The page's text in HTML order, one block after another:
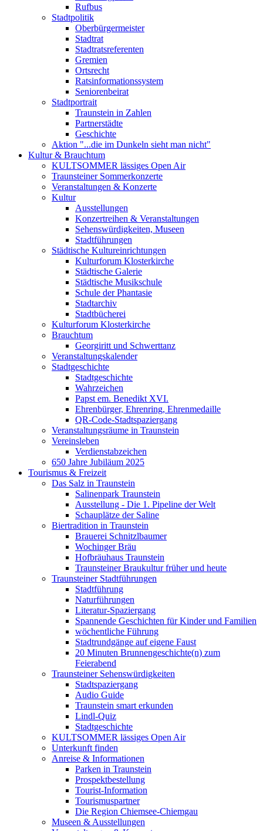
Rufbus
Stadtpolitik
Oberbürgermeister
Stadtrat
Stadtratsreferenten
Gremien
Ortsrecht
Ratsinformationssystem
Seniorenbeirat
Stadtportrait
Traunstein in Zahlen
Partnerstädte
Geschichte
Aktion "...die im Dunkeln sieht man nicht"
Kultur & Brauchtum
KULTSOMMER lässiges Open Air
Traunsteiner Sommerkonzerte
Veranstaltungen & Konzerte
Kultur
Ausstellungen
Konzertreihen & Veranstaltungen
Sehenswürdigkeiten, Museen
Stadtführungen
Städtische Kultureinrichtungen
Kulturforum Klosterkirche
Städtische Galerie
Städtische Musikschule
Schule der Phantasie
Stadtarchiv
Stadtbücherei
Kulturforum Klosterkirche
Brauchtum
Georgiritt und Schwerttanz
Veranstaltungskalender
Stadtgeschichte
Stadtgeschichte
Wahrzeichen
Papst em. Benedikt XVI.
Ehrenbürger, Ehrenring, Ehrenmedaille
QR-Code-Stadtspaziergang
Veranstaltungsräume in Traunstein
Vereinsleben
Verdienstabzeichen
650 Jahre Jubiläum 2025
Tourismus & Freizeit
Das Salz in Traunstein
Salinenpark Traunstein
Ausstellung - Die 1. Pipeline der Welt
Schauplätze der Saline
Biertradition in Traunstein
Brauerei Schnitzlbaumer
Wochinger Bräu
Hofbräuhaus Traunstein
Traunsteiner Braukultur früher und heute
Traunsteiner Stadtführungen
Stadtführung
Naturführungen
Literatur-Spaziergang
Spannende Geschichten für Kinder und Familien
wöchentliche Führung
Stadtrundgänge auf eigene Faust
20 Minuten Brunnengeschichte(n) zum
Feierabend
Traunsteiner Sehenswürdigkeiten
Stadtspaziergang
Audio Guide
Traunstein smart erkunden
Lindl-Quiz
Stadtgeschichte
KULTSOMMER lässiges Open Air
Unterkunft finden
Anreise & Informationen
Parken in Traunstein
Prospektbestellung
Tourist-Information
Tourismuspartner
Die Region Chiemsee-Chiemgau
Museen & Ausstellungen